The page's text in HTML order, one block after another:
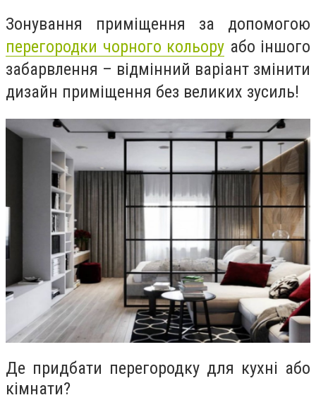
Зонування приміщення за допомогою
перегородки чорного кольору або іншого
забарвлення – відмінний варіант змінити
дизайн приміщення без великих зусиль!
Де придбати перегородку для кухні або
кімнати?